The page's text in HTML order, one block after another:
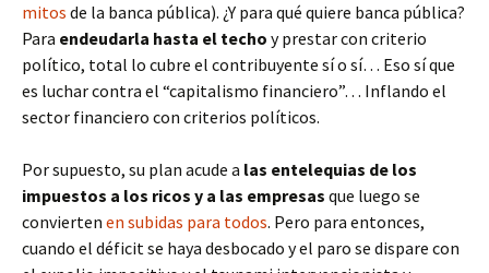
mitos de la banca pública). ¿Y para qué quiere banca pública?
Para endeudarla hasta el techo y prestar con criterio
político, total lo cubre el contribuyente sí o sí… Eso sí que
es luchar contra el “capitalismo financiero”… Inflando el
sector financiero con criterios políticos.
Por supuesto, su plan acude a las entelequias de los
impuestos a los ricos y a las empresas que luego se
convierten en subidas para todos. Pero para entonces,
cuando el déficit se haya desbocado y el paro se dispare con